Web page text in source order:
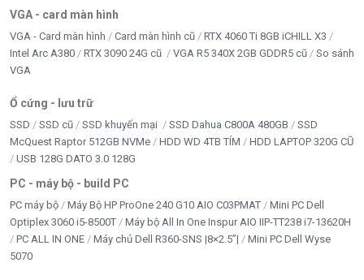
Chống rung
Màu sắc Theo nhà sản xuất
VGA - card màn hình
VGA - Card màn hình Card màn hình cũ
RTX 4060 Ti 8GB iCHILL X3
Intel Arc A380
RTX 3090 24G cũ VGA R5 340X 2GB GDDR5 cũ
So sánh
VGA
Ổ cứng - lưu trữ
SSD SSD cũ SSD khuyến mại SSD Dahua C800A 480GB
SSD
McQuest Raptor 512GB NVMe
HDD WD 4TB TÍM
HDD LAPTOP 320G CŨ
USB 128G DATO 3.0 128G
PC - máy bộ - build PC
PC máy bộ Máy Bộ HP ProOne 240 G10 AIO C03PMAT
Mini PC Dell
Optiplex 3060 i5-8500T
Máy bộ All In One Inspur AIO IIP-TT238 i7-13620H
PC ALL IN ONE
Máy chủ Dell R360-SNS |8×2.5”|
Mini PC Dell Wyse
5070